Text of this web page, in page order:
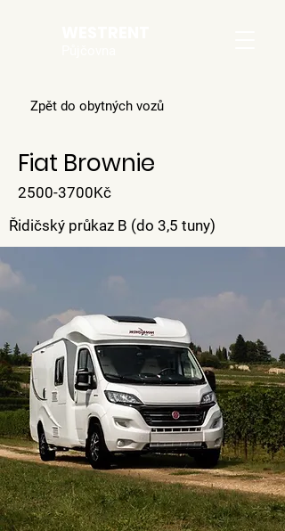
Zpět do obytných vozů
Fiat Brownie
2500-3700Kč
Řidičský průkaz B (do 3,5 tuny)